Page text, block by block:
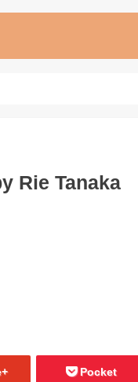
Rie Tanaka
Pocket